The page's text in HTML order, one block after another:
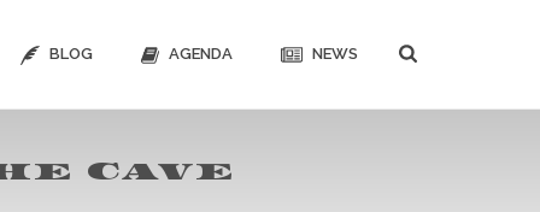
BLOG AGENDA NEWS
CAVE